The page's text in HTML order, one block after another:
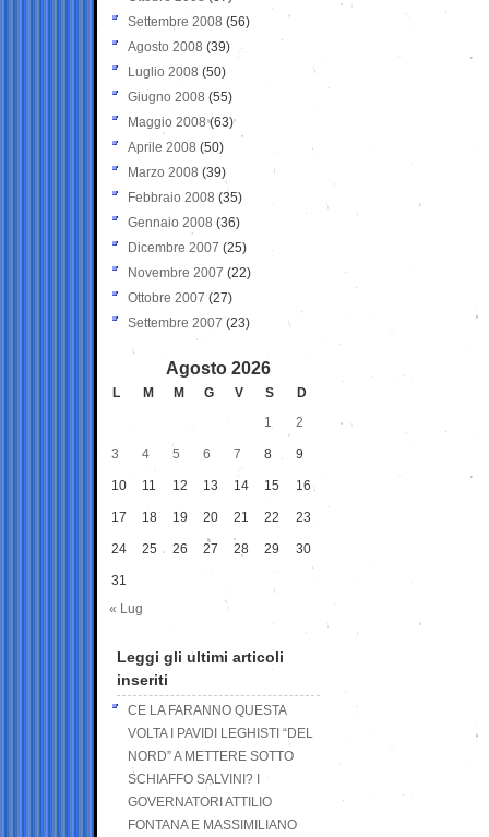
Settembre 2008 (56)
Agosto 2008 (39)
Luglio 2008 (50)
Giugno 2008 (55)
Maggio 2008(63)
Aprile 2008 (50)
Marzo 2008 (39)
Febbraio 2008 (35)
Gennaio 2008 (36)
Dicembre 2007 (25)
Novembre 2007 (22)
Ottobre 2007 (27)
Settembre 2007 (23)
Agosto 2026
L M M G V S
D
1
2
3 4 5 6 7 8 9
10 11 12 13 14 15 16
17 18 19 20 21 22 23
24 25 26 27 28 29 30
31
« Lug
Leggi gli ultimi articoli
inseriti
CE LA FARANNO QUESTA
VOLTA I PAVIDI LEGHISTI “DEL
NORD” A METTERE SOTTO
SCHIAFFO SALVINI? I
GOVERNATORI ATTILIO
FONTANA E MASSIMILIANO